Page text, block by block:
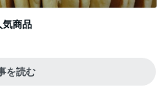
気商品
を読む